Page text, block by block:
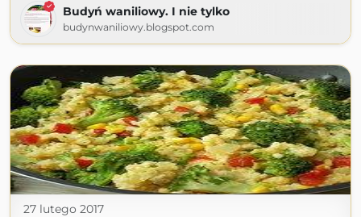
Budyń waniliowy. I nie tylko
budynwaniliowy.blogspot.com
27 lutego 2017